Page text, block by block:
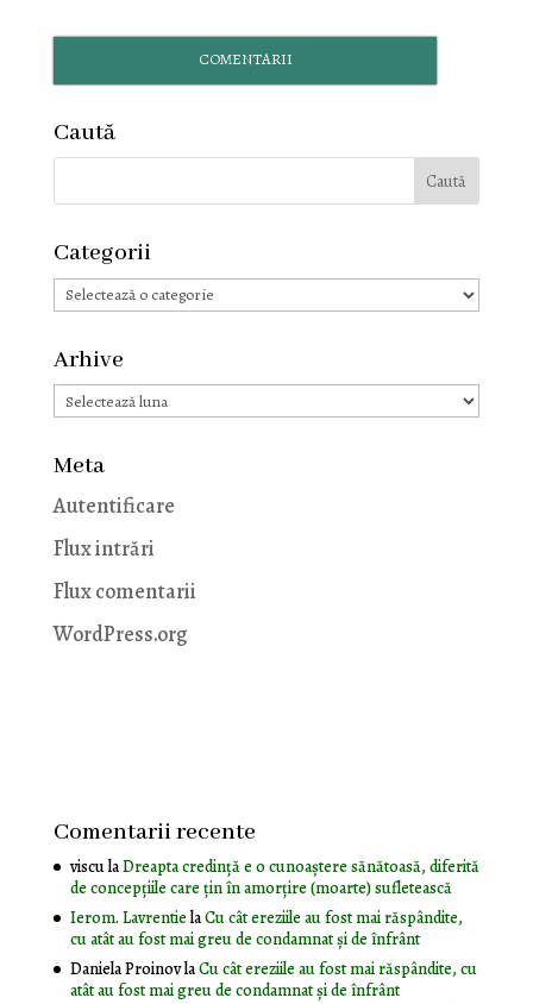
COMENTARII
Caută
Categorii
Categorii
Arhive
Arhive
Meta
Autentificare
Flux intrări
Flux comentarii
WordPress.org
Comentarii recente
visculaDreapta credință e o cunoaștere sănătoasă, diferită
de concepțiile care țin în amorțire (moarte) sufletească
Ierom. LavrentielaCu cât ereziile au fost mai răspândite,
cu atât au fost mai greu de condamnat și de înfrânt
Daniela ProinovlaCu cât ereziile au fost mai răspândite, cu
atât au fost mai greu de condamnat și de înfrânt